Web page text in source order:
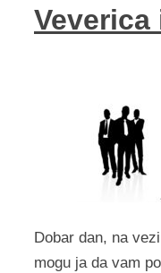
Veverica
Dobar dan, na
mogu ja da vam